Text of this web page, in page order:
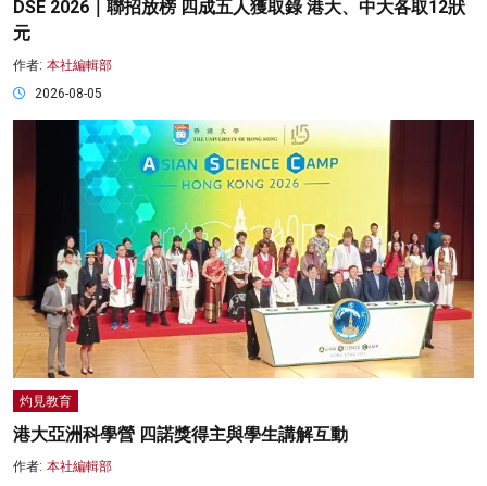
DSE 2026｜聯招放榜 四成五人獲取錄 港大、中大各取12狀
元
作者: 本社編輯部
2026-08-05
灼見教育
港大亞洲科學營 四諾獎得主與學生講解互動
作者: 本社編輯部